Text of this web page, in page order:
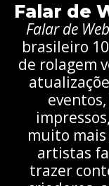
Falar de
Falar de
brasileiro
de rolagem
muito mais
artistas
trazer